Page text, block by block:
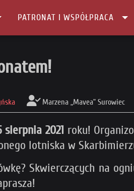
PATRONAT I WSPÓŁPRACA
Marzena „Mavea” Surowiec
sierpnia 2021 roku!
lotniska w
Skwierczących na